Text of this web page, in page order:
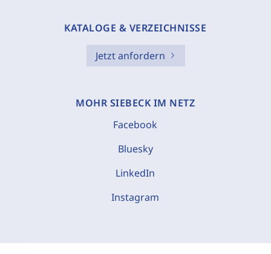
KATALOGE & VERZEICHNISSE
Jetzt anfordern
MOHR SIEBECK IM NETZ
Facebook
Bluesky
LinkedIn
Instagram